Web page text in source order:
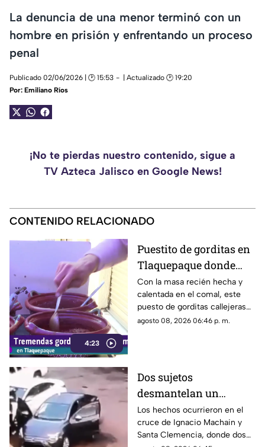
La denuncia de una menor terminó con un
hombre en prisión y enfrentando un proceso
penal
Publicado 02/06/2026 | 🕑 15:53
| Actualizado 🕑 19:20
Por: Emiliano Ríos
¡No te pierdas nuestro contenido, sigue a
TV Azteca Jalisco en Google News!
CONTENIDO RELACIONADO
4:23
Puestito de gorditas en
Tlaquepaque donde
una nunca es suficiente
Con la masa recién hecha y
calentada en el comal, este
puesto de gorditas callejeras
en Tlaquepaque promete
agosto 08, 2026 06:46 p. m.
Dos sujetos
desmantelan un
vehículo a plena luz del
día en Guadalajara
Los hechos ocurrieron en el
cruce de Ignacio Machain y
Santa Clemencia, donde dos